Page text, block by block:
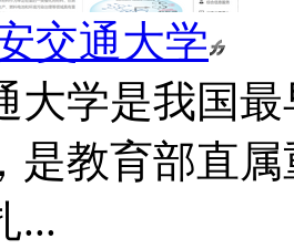
交通大学
大学是我国
是教育部直
...